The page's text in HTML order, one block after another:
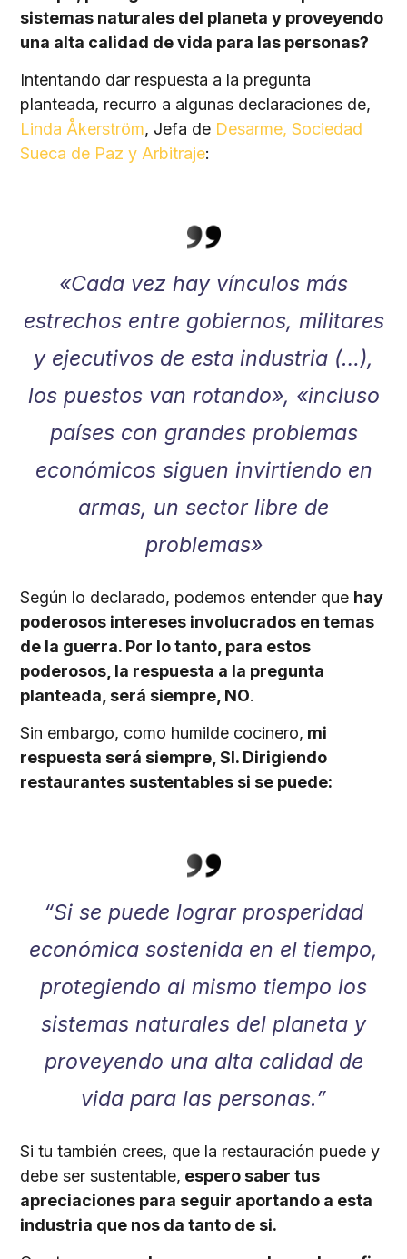
sistemas naturales del planeta y proveyendo
una alta calidad de vida para las personas?
Intentando dar respuesta a la pregunta
planteada, recurro a algunas declaraciones de,
Linda Åkerström, Jefa de Desarme, Sociedad
Sueca de Paz y Arbitraje:
«Cada vez hay vínculos más
estrechos entre gobiernos, militares
y ejecutivos de esta industria (…),
los puestos van rotando», «incluso
países con grandes problemas
económicos siguen invirtiendo en
armas, un sector libre de
problemas»
Según lo declarado, podemos entender que hay
poderosos intereses involucrados en temas
de la guerra. Por lo tanto, para estos
poderosos, la respuesta a la pregunta
planteada, será siempre, NO.
Sin embargo, como humilde cocinero, mi
respuesta será siempre, SI. Dirigiendo
restaurantes sustentables si se puede:
“Si se puede lograr prosperidad
económica sostenida en el tiempo,
protegiendo al mismo tiempo los
sistemas naturales del planeta y
proveyendo una alta calidad de
vida para las personas.”
Si tu también crees, que la restauración puede y
debe ser sustentable, espero saber tus
apreciaciones para seguir aportando a esta
industria que nos da tanto de si.